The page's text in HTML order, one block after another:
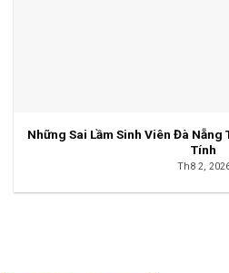
Những Sai Lầm Sinh Viên Đà
Tính
Th8 2,